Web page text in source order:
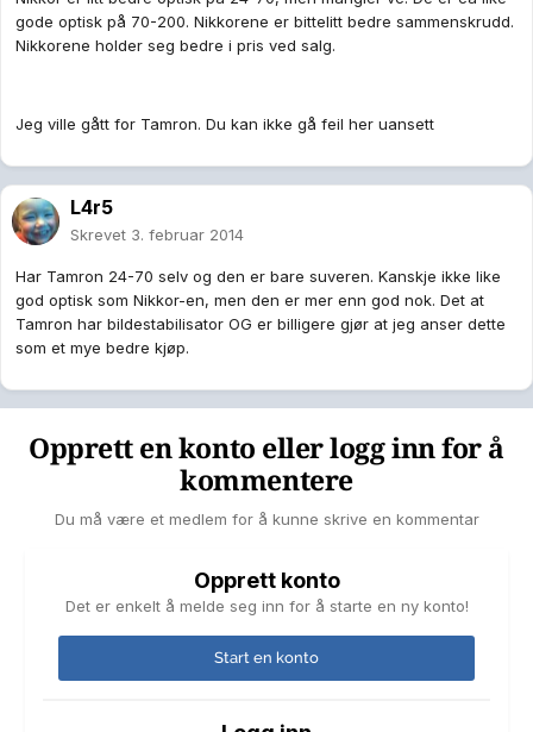
gode optisk på 70-200. Nikkorene er bittelitt bedre sammenskrudd.
Nikkorene holder seg bedre i pris ved salg.
Jeg ville gått for Tamron. Du kan ikke gå feil her uansett
L4r5
Skrevet 3. februar 2014
Har Tamron 24-70 selv og den er bare suveren. Kanskje ikke like
god optisk som Nikkor-en, men den er mer enn god nok. Det at
Tamron har bildestabilisator OG er billigere gjør at jeg anser dette
som et mye bedre kjøp.
Opprett en konto eller logg inn for å
kommentere
Du må være et medlem for å kunne skrive en kommentar
Opprett konto
Det er enkelt å melde seg inn for å starte en ny konto!
Start en konto